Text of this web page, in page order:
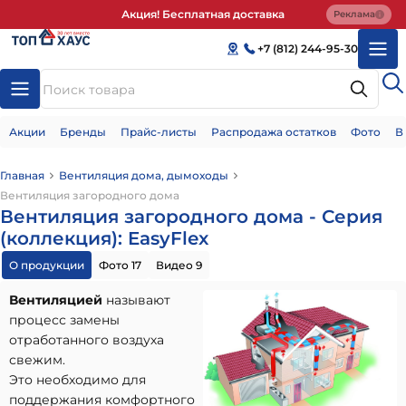
Акция! Бесплатная доставка Реклама
+7 (812) 244-95-30
Акции Бренды Прайс-листы Распродажа остатков Фото
Главная
Вентиляция дома, дымоходы
Вентиляция загородного дома
Вентиляция загородного дома - Серия
(коллекция): EasyFlex
О продукции Фото 17 Видео 9
Вентиляцией называют
процесс замены
отработанного воздуха
свежим.
Это необходимо для
поддержания комфортного